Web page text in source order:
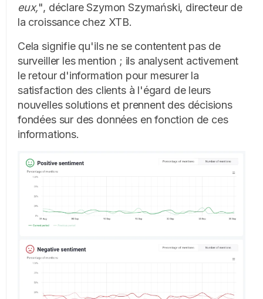
eux,", déclare Szymon Szymański, directeur de
la croissance chez XTB.
Cela signifie qu'ils ne se contentent pas de
surveiller les mention ; ils analysent activement
le retour d'information pour mesurer la
satisfaction des clients à l'égard de leurs
nouvelles solutions et prennent des décisions
fondées sur des données en fonction de ces
informations.